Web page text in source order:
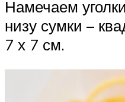
Намечаем
низу сумки –
7 х 7 см.